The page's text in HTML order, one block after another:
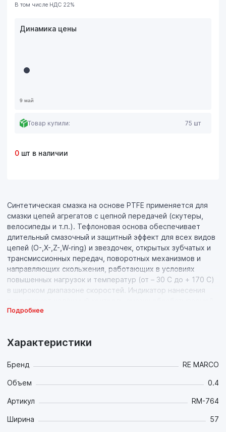
Синтетическая смазка на основе PTFE применяется для
смазки цепей агрегатов с цепной передачей (скутеры,
велосипеды и т.п.). Тефлоновая основа обеспечивает
длительный смазочный и защитный эффект для всех видов
цепей (O-,X-,Z-,W-ring) и звездочек, открытых зубчатых и
трансмиссионных передач, поворотных механизмов и
направляющих скольжения, работающих в условиях
повышенных нагрузок и температур (от – 30 C до + 170 C)
в широком диапазоне скоростей. Индикатор нанесения
поверхности.
Подробнее
Характеристики
Бренд RE MARCO
Объем 0.4
Артикул RM-764
Ширина 57
В том числе НДС 22%
Динамика цены
Товар купили: 75 шт
0 шт в наличии